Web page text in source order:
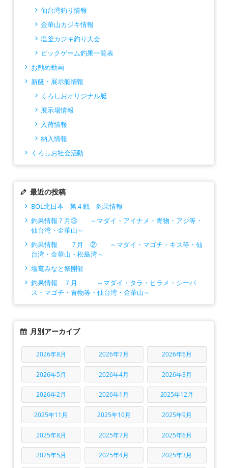
仙台湾釣り情報
金華山カジキ情報
塩釜カジキ釣り大会
ビックゲーム釣果一覧表
お勧め動画
新艇・展示艇情報
くろしおオリジナル艇
展示場情報
入荷情報
納入情報
くろしお社会活動
最近の投稿
BOL北日本 第４戦 釣果情報
釣果情報７月③ ～マダイ・アイナメ・青物・アジ等・
仙台湾・金華山～
釣果情報 ７月 ② ～マダイ・マゴチ・キス等・仙
台湾・金華山・松島湾～
塩竃みなと祭開催
釣果情報 ７月 ～マダイ・タラ・ヒラメ・シーバ
ス・マゴチ・青物等・仙台湾・金華山～
月別アーカイブ
2026年8月 2026年7月 2026年6月
2026年5月 2026年4月 2026年3月
2026年2月 2026年1月 2025年12月
2025年11月 2025年10月 2025年9月
2025年8月 2025年7月 2025年6月
2025年5月 2025年4月 2025年3月